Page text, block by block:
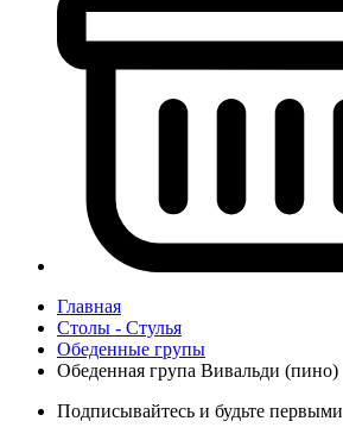
Главная
Столы - Стулья
Обеденные групы
Обеденная група Вивальди (пино)
Подписывайтесь и будьте первыми